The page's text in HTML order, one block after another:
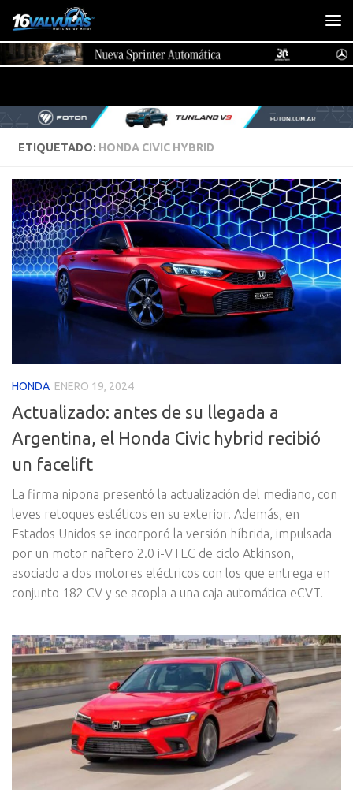
Saltar al contenido
ETIQUETADO: HONDA CIVIC HYBRID
HONDA ENERO 19, 2024
Actualizado: antes de su llegada a
Argentina, el Honda Civic hybrid recibió
un facelift
La firma nipona presentó la actualización del mediano, con
leves retoques estéticos en su exterior. Además, en
Estados Unidos se incorporó la versión híbrida, impulsada
por un motor naftero 2.0 i-VTEC de ciclo Atkinson,
asociado a dos motores eléctricos con los que entrega en
conjunto 182 CV y se acopla a una caja automática eCVT.